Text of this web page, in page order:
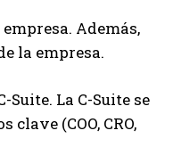
Además,
la empresa.
La C-Suite se
(COO, CRO,